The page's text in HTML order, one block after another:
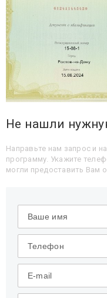
Не нашли
Направьте нам запрос и
программу. Укажите
могли предоставить Вам